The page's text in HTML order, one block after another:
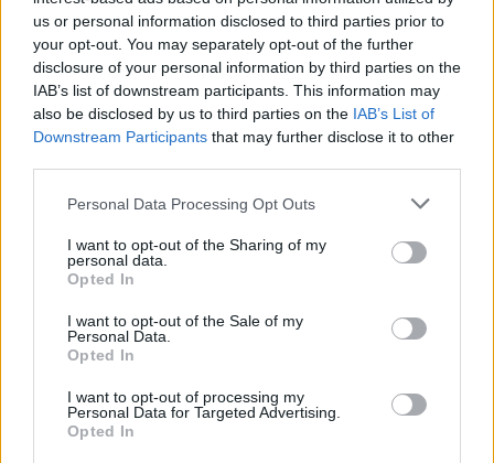
us or personal information disclosed to third parties prior to
your opt-out. You may separately opt-out of the further
disclosure of your personal information by third parties on the
IAB’s list of downstream participants. This information may
also be disclosed by us to third parties on the IAB’s List of
Downstream Participants that may further disclose it to other
Personal Data Processing Opt Outs
I want to opt-out of the Sharing of my
personal data.
Opted In
I want to opt-out of the Sale of my
Personal Data.
Opted In
I want to opt-out of processing my
Personal Data for Targeted Advertising.
Opted In
TAIP PAT SKAITYKITE